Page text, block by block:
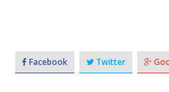
Facebook Twitter